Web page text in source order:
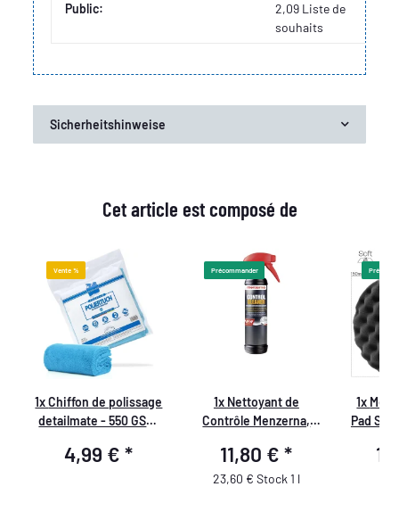
Public: 2,09 Liste de
souhaits
Sicherheitshinweise
Cet article est composé de
Vente %
1xChiffon de polissage
detailmate - 550 GSM,
emballé
4,99 €*
Précommander
1x Nettoyant de
Contrôle Menzerna,
11,80 €*
23,60 € Stock 1 l
1x
Pad